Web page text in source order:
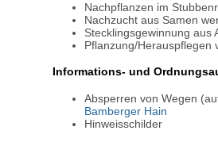
Nachpflanzen im
Nachzucht aus Samen
Stecklingsgewinnung aus
Pflanzung/Herauspflegen
Informations- und
Absperren von Wegen
Bamberger Hain
Hinweisschilder